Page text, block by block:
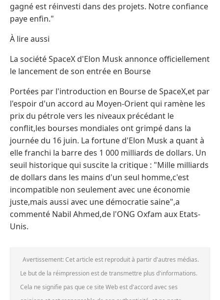
gagné est réinvesti dans des projets. Notre confiance
paye enfin."
À lire aussi
La société SpaceX d'Elon Musk annonce officiellement
le lancement de son entrée en Bourse
Portées par l'introduction en Bourse de SpaceX,et par
l'espoir d'un accord au Moyen-Orient qui ramène les
prix du pétrole vers les niveaux précédant le
conflit,les bourses mondiales ont grimpé dans la
journée du 16 juin. La fortune d'Elon Musk a quant à
elle franchi la barre des 1 000 milliards de dollars. Un
seuil historique qui suscite la critique : "Mille milliards
de dollars dans les mains d'un seul homme,c'est
incompatible non seulement avec une économie
juste,mais aussi avec une démocratie saine",a
commenté Nabil Ahmed,de l'ONG Oxfam aux Etats-
Unis.
Avertissement: Cet article est reproduit à partir d'autres médias.
Le but de la réimpression est de transmettre plus d'informations.
Cela ne signifie pas que ce site Web est d'accord avec ses